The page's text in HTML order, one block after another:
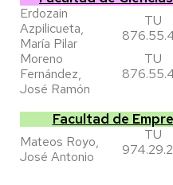
Erdozain
Azpilicueta,
María Pilar
Moreno
Fernández,
José Ramón
Facultad de
Mateos Royo,
José Antonio